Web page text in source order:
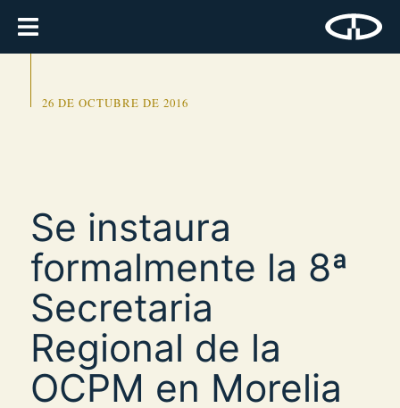
26 DE OCTUBRE DE 2016
Se instaura
formalmente la 8ª
Secretaria
Regional de la
OCPM en Morelia